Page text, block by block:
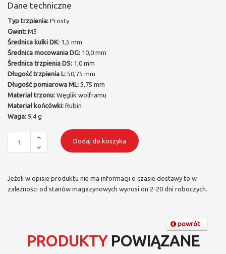
Dane techniczne
Typ trzpienia: Prosty
Gwint: M5
Średnica kulki DK: 1,5 mm
Średnica mocowania DG: 10,0 mm
Średnica trzpienia DS: 1,0 mm
Długość trzpienia L: 50,75 mm
Długość pomiarowa ML: 5,75 mm
Materiał trzonu: Węglik wolframu
Materiał końcówki: Rubin
Waga: 9,4 g
Dodaj do koszyka
Jeżeli w opisie produktu nie ma informacji o czasie dostawy to w
zależności od stanów magazynowych wynosi on 2-20 dni roboczych.
powrót
PRODUKTYPOWIĄZANE